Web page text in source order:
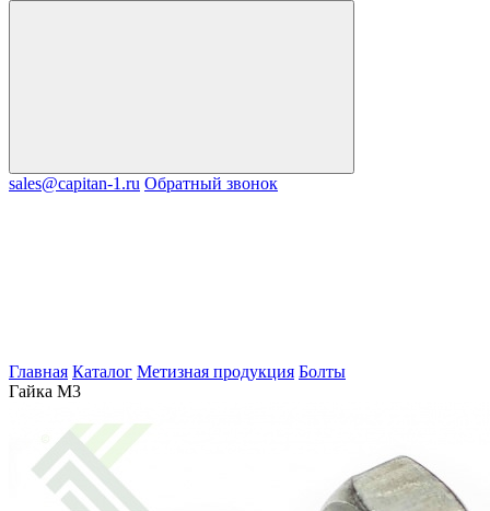
sales@capitan-1.ru Обратный звонок
Главная Каталог Метизная продукция Болты
Гайка М3